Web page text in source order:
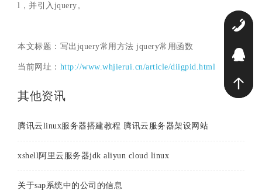
l，并引入jquery。
本文标题：写出jquery常用方法 jquery常用函数
当前网址： http://www.whjierui.cn/article/diigpid.html
其他资讯
腾讯云linux服务器搭建教程 腾讯云服务器架设网站
xshell阿里云服务器jdk aliyun cloud linux
关于sap系统中的公司的信息